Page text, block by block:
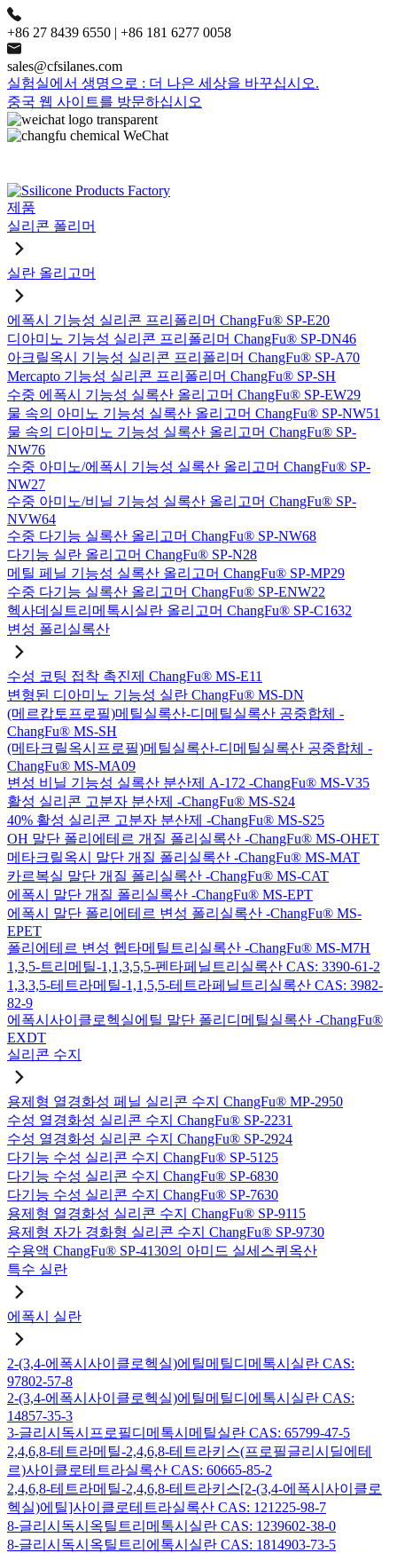
+86 27 8439 6550 | +86 181 6277 0058
sales@cfsilanes.com
실험실에서 생명으로 : 더 나은 세상을 바꾸십시오.
중국 웹 사이트를 방문하십시오
제품
실리콘 폴리머
실란 올리고머
에폭시 기능성 실리콘 프리폴리머 ChangFu® SP-E20
디아미노 기능성 실리콘 프리폴리머 ChangFu® SP-DN46
아크릴옥시 기능성 실리콘 프리폴리머 ChangFu® SP-A70
Mercapto 기능성 실리콘 프리폴리머 ChangFu® SP-SH
수중 에폭시 기능성 실록산 올리고머 ChangFu® SP-EW29
물 속의 아미노 기능성 실록산 올리고머 ChangFu® SP-NW51
물 속의 디아미노 기능성 실록산 올리고머 ChangFu® SP-
NW76
수중 아미노/에폭시 기능성 실록산 올리고머 ChangFu® SP-
NW27
수중 아미노/비닐 기능성 실록산 올리고머 ChangFu® SP-
NVW64
수중 다기능 실록산 올리고머 ChangFu® SP-NW68
다기능 실란 올리고머 ChangFu® SP-N28
메틸 페닐 기능성 실록산 올리고머 ChangFu® SP-MP29
수중 다기능 실록산 올리고머 ChangFu® SP-ENW22
헥사데실트리메톡시실란 올리고머 ChangFu® SP-C1632
변성 폴리실록산
수성 코팅 접착 촉진제 ChangFu® MS-E11
변형된 디아미노 기능성 실란 ChangFu® MS-DN
(메르캅토프로필)메틸실록산-디메틸실록산 공중합체 -
ChangFu® MS-SH
(메타크릴옥시프로필)메틸실록산-디메틸실록산 공중합체 -
ChangFu® MS-MA09
변성 비닐 기능성 실록산 분산제 A-172 -ChangFu® MS-V35
활성 실리콘 고분자 분산제 -ChangFu® MS-S24
40% 활성 실리콘 고분자 분산제 -ChangFu® MS-S25
OH 말단 폴리에테르 개질 폴리실록산 -ChangFu® MS-OHET
메타크릴옥시 말단 개질 폴리실록산 -ChangFu® MS-MAT
카르복실 말단 개질 폴리실록산 -ChangFu® MS-CAT
에폭시 말단 개질 폴리실록산 -ChangFu® MS-EPT
에폭시 말단 폴리에테르 변성 폴리실록산 -ChangFu® MS-
EPET
폴리에테르 변성 헵타메틸트리실록산 -ChangFu® MS-M7H
1,3,5-트리메틸-1,1,3,5,5-펜타페닐트리실록산 CAS: 3390-61-2
1,3,3,5-테트라메틸-1,1,5,5-테트라페닐트리실록산 CAS: 3982-
82-9
에폭시사이클로헥실에틸 말단 폴리디메틸실록산 -ChangFu®
EXDT
실리콘 수지
용제형 열경화성 페닐 실리콘 수지 ChangFu® MP-2950
수성 열경화성 실리콘 수지 ChangFu® SP-2231
수성 열경화성 실리콘 수지 ChangFu® SP-2924
다기능 수성 실리콘 수지 ChangFu® SP-5125
다기능 수성 실리콘 수지 ChangFu® SP-6830
다기능 수성 실리콘 수지 ChangFu® SP-7630
용제형 열경화성 실리콘 수지 ChangFu® SP-9115
용제형 자가 경화형 실리콘 수지 ChangFu® SP-9730
수용액 ChangFu® SP-4130의 아미드 실세스퀴옥산
특수 실란
에폭시 실란
2-(3,4-에폭시사이클로헥실)에틸메틸디메톡시실란 CAS:
97802-57-8
2-(3,4-에폭시사이클로헥실)에틸메틸디에톡시실란 CAS:
14857-35-3
3-글리시독시프로필디메톡시메틸실란 CAS: 65799-47-5
2,4,6,8-테트라메틸-2,4,6,8-테트라키스(프로필글리시딜에테
르)사이클로테트라실록산 CAS: 60665-85-2
2,4,6,8-테트라메틸-2,4,6,8-테트라키스[2-(3,4-에폭시사이클로
헥실)에틸]사이클로테트라실록산 CAS: 121225-98-7
8-글리시독시옥틸트리메톡시실란 CAS: 1239602-38-0
8-글리시독시옥틸트리에톡시실란 CAS: 1814903-73-5